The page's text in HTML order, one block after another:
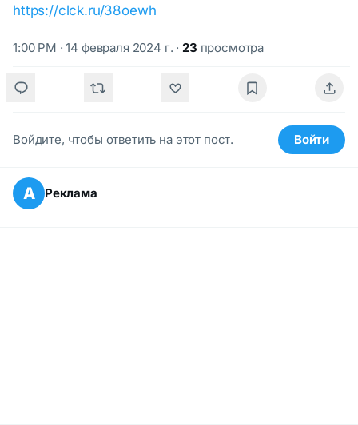
https://clck.ru/38oewh
1:00 PM · 14 февраля 2024 г. · 23 просмотра
Войдите, чтобы ответить на этот пост. Войти
А Реклама